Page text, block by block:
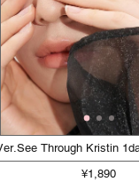
Through Kristin
¥1,890